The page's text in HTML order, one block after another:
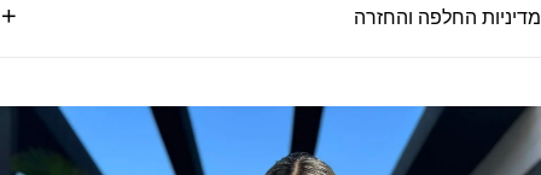
מדיניות החלפה והחזרה